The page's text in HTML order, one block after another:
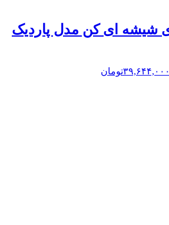
شیشه ای کن مدل پاردیک
۳۹,۶۴۴,۰۰۰تومان